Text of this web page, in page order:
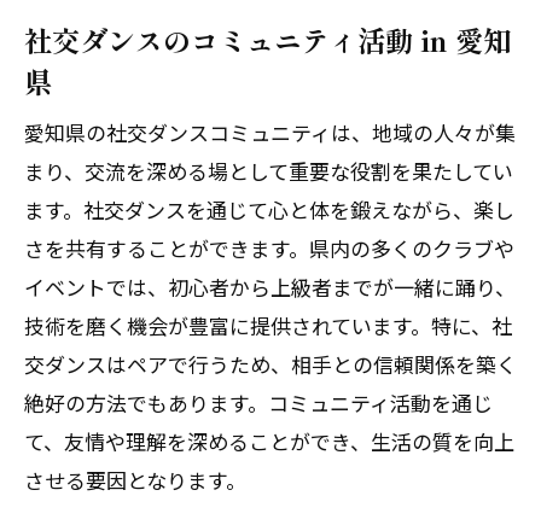
社交ダンスのコミュニティ活動 in 愛知
県
愛知県の社交ダンスコミュニティは、地域の人々が集
まり、交流を深める場として重要な役割を果たしてい
ます。社交ダンスを通じて心と体を鍛えながら、楽し
さを共有することができます。県内の多くのクラブや
イベントでは、初心者から上級者までが一緒に踊り、
技術を磨く機会が豊富に提供されています。特に、社
交ダンスはペアで行うため、相手との信頼関係を築く
絶好の方法でもあります。コミュニティ活動を通じ
て、友情や理解を深めることができ、生活の質を向上
させる要因となります。